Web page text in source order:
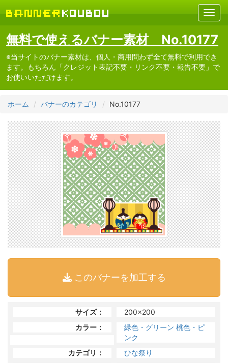
無料で使えるバナー素材 No.10177
※当サイトのバナー素材は、個人・商用問わず全て無料で利用でき
ます。もちろん「クレジット表記不要・リンク不要・報告不要」で
お使いいただけます。
ホーム バナーのカテゴリ No.10177
このバナーを加工する
サイズ：
200x200
カラー：
緑色・グリーン 桃色・ピ
ンク
カテゴリ：
ひな祭り